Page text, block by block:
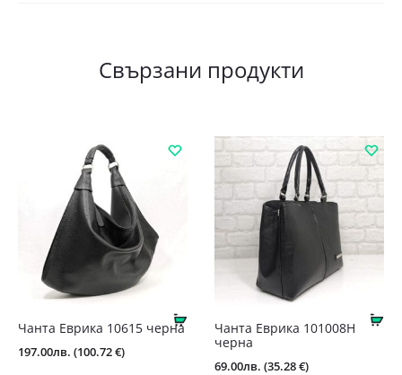
Свързани продукти
Купи
Чанта Еврика 10615 черна
197.00лв. (100.72 €)
Чантa Еврика 101008Н
черна
69.00лв. (35.28 €)